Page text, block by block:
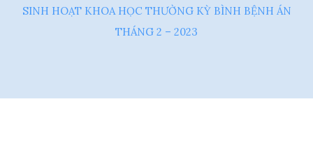
SINH HOẠT KHOA HỌC THƯỜNG KỲ BÌNH BỆNH ÁN
THÁNG 2 – 2023